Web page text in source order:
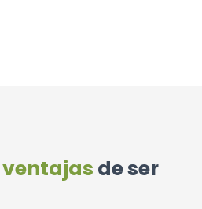
ventajas de ser